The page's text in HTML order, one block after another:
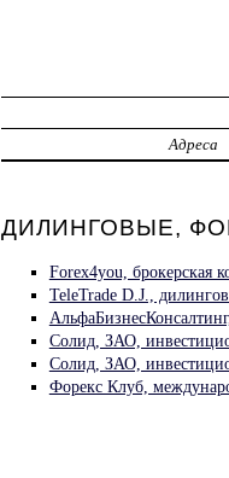
Адреса
ДИЛИНГОВЫЕ,
Forex4you, брокерская
TeleTrade D.J.,
Солид, ЗАО,
Солид, ЗАО,
Форекс Клуб,